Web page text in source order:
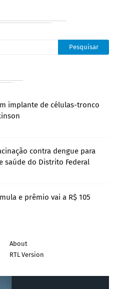
implante de células-tronco
contra dengue para
saúde do Distrito Federal
e prêmio vai a R$ 105
About
RTL Version